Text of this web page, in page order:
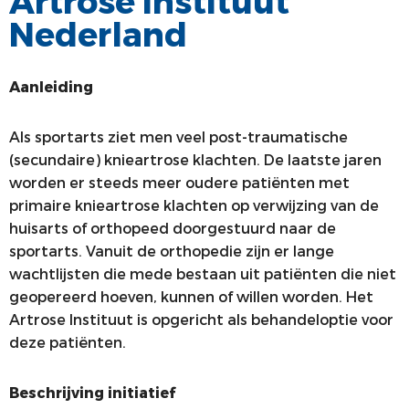
ALV
STATUTEN EN REGLEMENTEN
VACATUREBANK
PATIËNTENVOORLICHTING
MEDISCHE INDUSTRIE
GEDRAGSREGELS
Nederland
Aanleiding
Als sportarts ziet men veel post-traumatische
(secundaire) knieartrose klachten. De laatste jaren
worden er steeds meer oudere patiënten met
primaire knieartrose klachten op verwijzing van de
huisarts of orthopeed doorgestuurd naar de
sportarts. Vanuit de orthopedie zijn er lange
wachtlijsten die mede bestaan uit patiënten die niet
geopereerd hoeven, kunnen of willen worden. Het
Artrose Instituut is opgericht als behandeloptie voor
deze patiënten.
Beschrijving initiatief